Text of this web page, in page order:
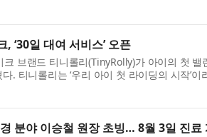
‘30일 대여 서비스’ 오픈
브랜드 티니롤리(TinyRolly)가 아이의 첫
. 티니롤리는 ‘우리 아이 첫 라이딩의 시작’
분야 이승철 원장 초빙… 8월 3일 진료